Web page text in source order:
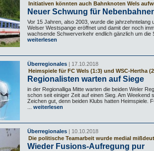
Initiativen könnten auch Bahnknoten Wels
Neuer Schwung für
Vor 15 Jahren, also 2003, wurde die jahrzehntelang
Welser Westspange eröffnet und damit der noch
wachsende Schwerverkehr endlich gänzlich um die
weiterlesen
Überregionales | 17.10.2018
Heimspiele für FC Wels (1:3) und WSC-Hertha
Regionalisten warten auf Siege
in der Regionalliga Mitte warten die beiden Weler
schon seit einiger Zeit auf einen Sieg. Am Weekend
Zeichen gut, denn beiden Klubs hatten Heimspiele.
weiterlesen
Überregionales | 10.10.2018
Die politische Teamarbeit wurde medial
Wieder Fusions-Aufregung pur